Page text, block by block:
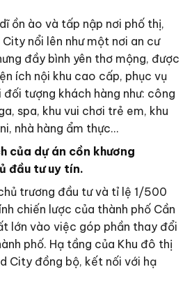
ồn ào và tấp nập nơi phố thị,
nổi lên như một nơi an cư
đầy bình yên thơ mộng, được
ích nội khu cao cấp, phục vụ
tượng khách hàng như: công
spa, khu vui chơi trẻ em, khu
nhà hàng ẩm thực…
của dự án cồn khương
đầu tư uy tín.
trương đầu tư và tỉ lệ 1/500
chiến lược của thành phố Cần
lớn vào việc góp phần thay đổi
phố. Hạ tầng của Khu đô thị
City đồng bộ, kết nối với hạ